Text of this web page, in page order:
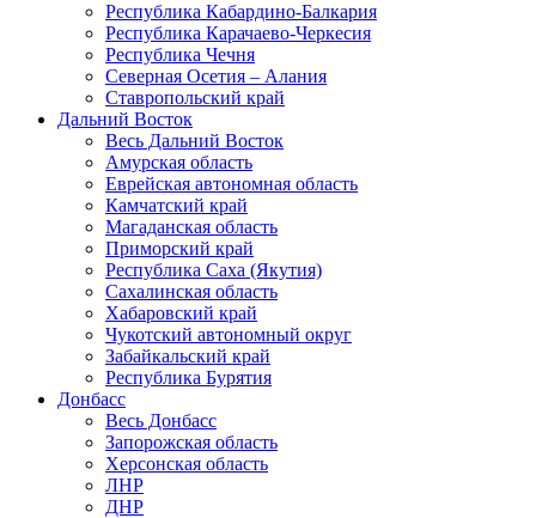
Республика Кабардино-Балкария
Республика Карачаево-Черкесия
Республика Чечня
Северная Осетия – Алания
Ставропольский край
Дальний Восток
Весь Дальний Восток
Амурская область
Еврейская автономная область
Камчатский край
Магаданская область
Приморский край
Республика Саха (Якутия)
Сахалинская область
Хабаровский край
Чукотский автономный округ
Забайкальский край
Республика Бурятия
Донбасс
Весь Донбасс
Запорожская область
Херсонская область
ЛНР
ДНР